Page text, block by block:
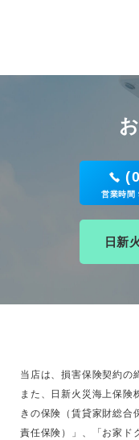
営業時間
日新
当店は、損害保険契約の
また、日新火災海上保険
きの保険（賃貸家財総合
責任保険）」、「お家ド